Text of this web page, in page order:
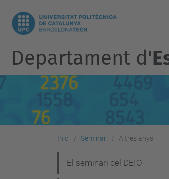
Departament d'
Inici Seminari Altres anys
El seminari del DEIO